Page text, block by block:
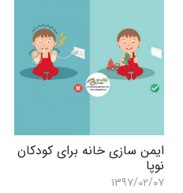
ایمن سازی خانه برای کودکان
نوپا
۱۳۹۷/۰۲/۰۷